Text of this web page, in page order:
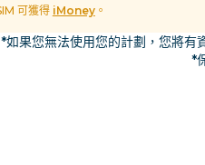
可獲得 iMoney。
*如果您無法使用您的計劃，您將有
*